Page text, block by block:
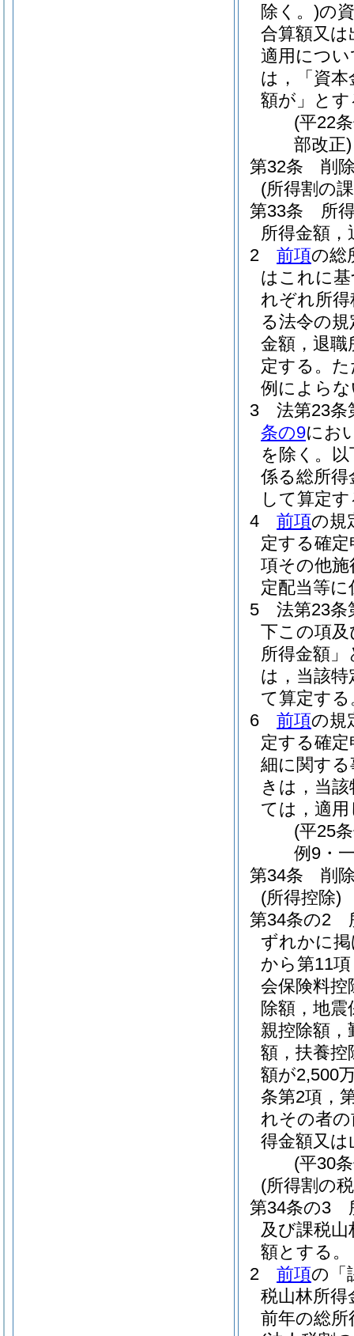
除く。)の
合算額又
適用につ
は，「資
額が」とす
(平22
部改正)
第32条
削
(所得割の
第33条
所
所得金額
2
前項の総
はこれに
れぞれ所得
る法令の
金額，退
定する。 た
例によら
3
法第23条
条の9にお
を除く。
係る総所得
して算定
4
前項の規
定する確
項その他
定配当等
5
法第23条
下この項及
所得金額
は，当該
て算定する
6
前項の規
定する確
細に関す
きは，当
ては，適
(平25
例9・
第34条
削
(所得控除)
第34条の2
ずれかに
から第11
会保険料控
除額，地
親控除額，
額，扶養控
額が2,500
条第2項，
れその者
得金額又
(平30
(所得割の
第34条の3
及び課税
額とする。
2
前項の「
税山林所
前年の総所